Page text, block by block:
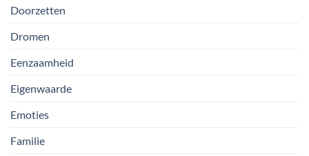
Doorzetten
Dromen
Eenzaamheid
Eigenwaarde
Emoties
Familie